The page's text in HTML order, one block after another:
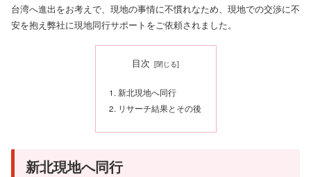
台湾へ進出をお考えで、現地の事情に不慣れなため、現地での交渉に不
安を抱え弊社に現地同行サポートをご依頼されました。
目次
新北現地へ同行
リサーチ結果とその後
新北現地へ同行